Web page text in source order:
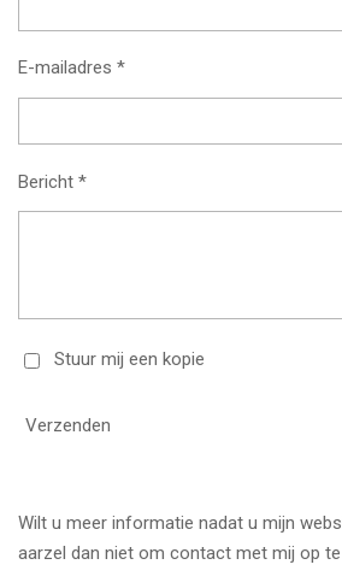
E-mailadres *
Bericht *
Stuur mij een kopie
Verzenden
Wilt u meer informatie nadat u mijn
aarzel dan niet om contact met mij op te